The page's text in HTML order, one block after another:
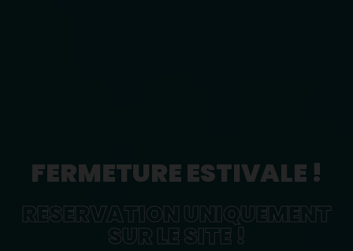
FERMETURE ESTIVALE !
RESERVATION UNIQUEMENT
SUR LE SITE !